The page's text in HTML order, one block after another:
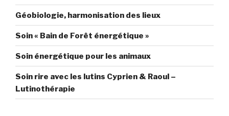
Géobiologie, harmonisation des lieux
Soin « Bain de Forêt énergétique »
Soin énergétique pour les animaux
Soin rire avec les lutins Cyprien & Raoul –
Lutinothérapie